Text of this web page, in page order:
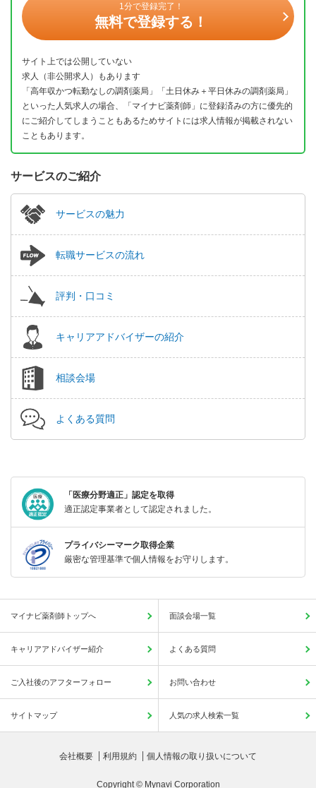
1分で登録完了！
無料で登録する！
サイト上では公開していない
求人（非公開求人）もあります
「高年収かつ転勤なしの調剤薬局」「土日休み＋平日休みの調剤薬局」
といった人気求人の場合、「マイナビ薬剤師」に登録済みの方に優先的
にご紹介してしまうこともあるためサイトには求人情報が掲載されない
こともあります。
サービスのご紹介
サービスの魅力
転職サービスの流れ
評判・口コミ
キャリアアドバイザーの紹介
相談会場
よくある質問
「医療分野適正」認定を取得
適正認定事業者として認定されました。
プライバシーマーク取得企業
厳密な管理基準で個人情報をお守りします。
マイナビ薬剤師トップへ 面談会場一覧
キャリアアドバイザー紹介 よくある質問
ご入社後のアフターフォロー お問い合わせ
サイトマップ 人気の求人検索一覧
会社概要 利用規約 個人情報の取り扱いについて
Copyright © Mynavi Corporation